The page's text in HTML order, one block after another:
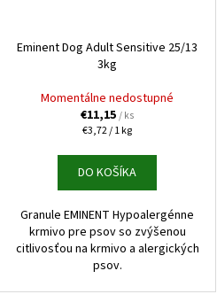
Eminent Dog Adult Sensitive 25/13
3kg
Momentálne nedostupné
€11,15/ ks
Jednotková
€3,72 / 1 kg
DO KOŠÍKA
Granule EMINENT Hypoalergénne
krmivo pre psov so zvýšenou
citlivosťou na krmivo a alergických
psov.